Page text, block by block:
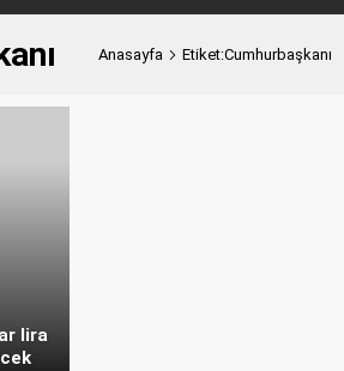
Anasayfa Etiket:Cumhurbaşkanı
lira